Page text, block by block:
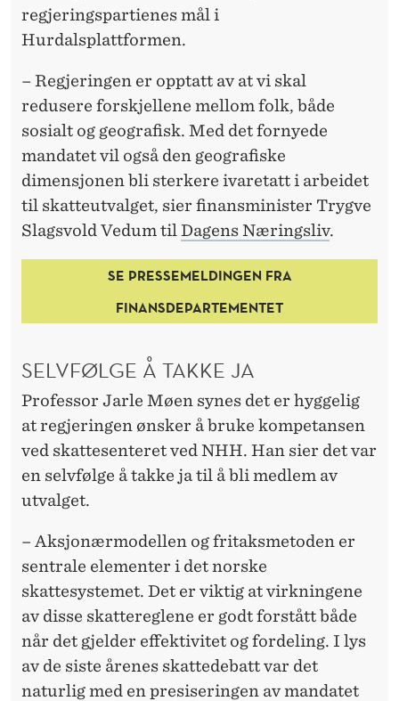
regjeringspartienes mål i
Hurdalsplattformen.
– Regjeringen er opptatt av at vi skal
redusere forskjellene mellom folk, både
sosialt og geografisk. Med det fornyede
mandatet vil også den geografiske
dimensjonen bli sterkere ivaretatt i arbeidet
til skatteutvalget, sier finansminister Trygve
Slagsvold Vedum til Dagens Næringsliv.
SE PRESSEMELDINGEN FRA
FINANSDEPARTEMENTET
SELVFØLGE Å TAKKE JA
Professor Jarle Møen synes det er hyggelig
at regjeringen ønsker å bruke kompetansen
ved skattesenteret ved NHH. Han sier det var
en selvfølge å takke ja til å bli medlem av
utvalget.
– Aksjonærmodellen og fritaksmetoden er
sentrale elementer i det norske
skattesystemet. Det er viktig at virkningene
av disse skattereglene er godt forstått både
når det gjelder effektivitet og fordeling. I lys
av de siste årenes skattedebatt var det
naturlig med en presiseringen av mandatet